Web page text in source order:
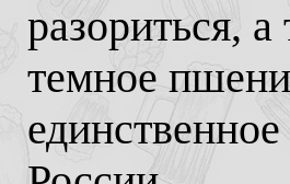
разориться,
темное